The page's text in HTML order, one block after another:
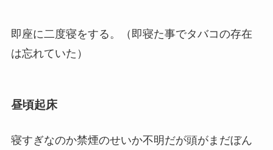
即座に二度寝をする。（即寝た事でタバコの存在
は忘れていた）
昼頃起床
寝すぎなのか禁煙のせいか不明だが頭がまだぼん